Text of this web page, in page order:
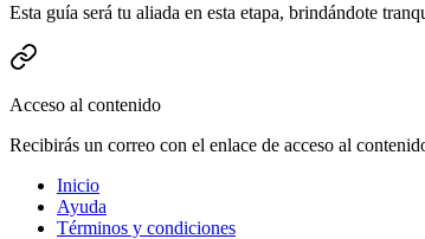
Esta guía será tu aliada en esta etapa, brindándote
Acceso al contenido
Recibirás un correo con el enlace de acceso al
Inicio
Ayuda
Términos y condiciones